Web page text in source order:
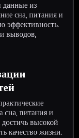
данные из
сна, питания и
эффективность.
выводов,
сна, питания и
высокой
качество жизни.